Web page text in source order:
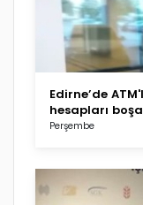
Edirne’de
hesapları
Perşembe